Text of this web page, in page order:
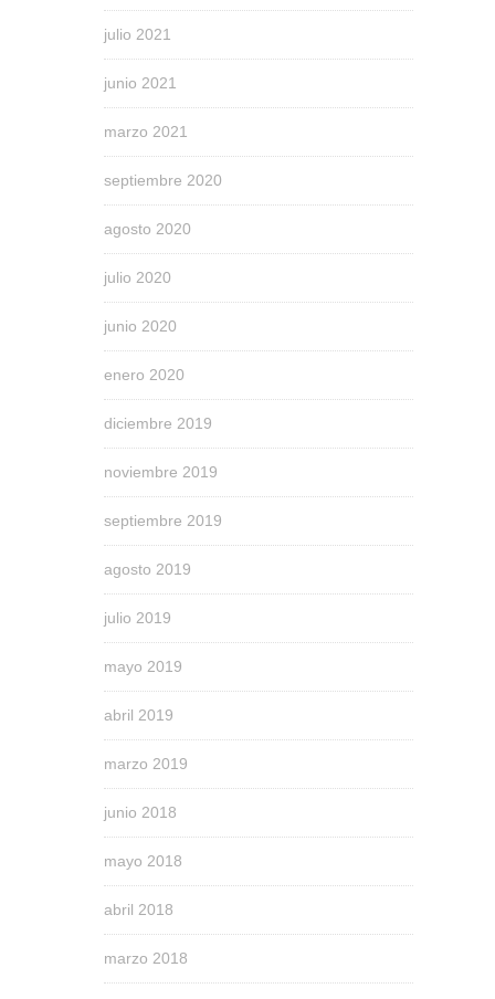
julio 2021
junio 2021
marzo 2021
septiembre 2020
agosto 2020
julio 2020
junio 2020
enero 2020
diciembre 2019
noviembre 2019
septiembre 2019
agosto 2019
julio 2019
mayo 2019
abril 2019
marzo 2019
junio 2018
mayo 2018
abril 2018
marzo 2018